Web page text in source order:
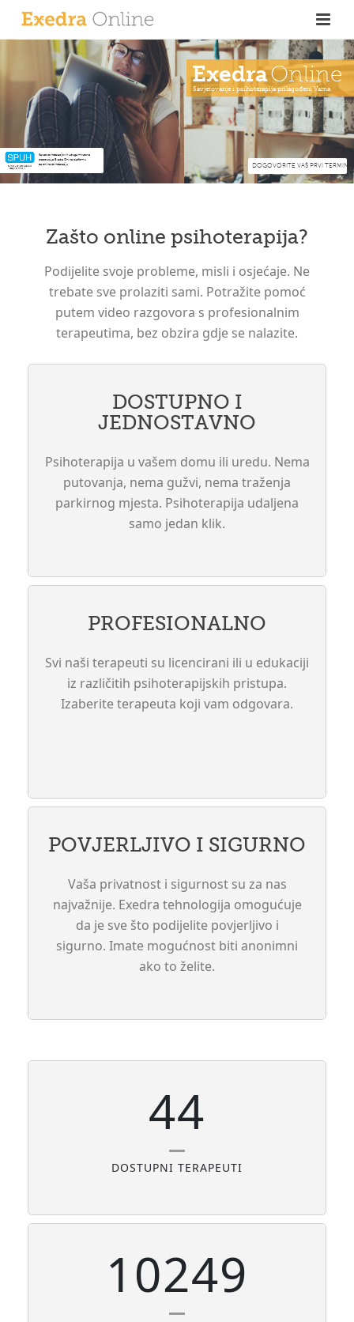
ExedraOnline
Savjetovanje i psihoterapija prilagođeni Vama
DOGOVORITE VAŠ PRVI TERMIN
savjetova
Savez psihoterapijskih udruga Hrvatske
preporučuje Exedra Online platformu
za online psihoterapiju.
Zašto online psihoterapija?
Podijelite svoje probleme, misli i osjećaje. Ne
trebate sve prolaziti sami. Potražite pomoć
putem video razgovora s profesionalnim
terapeutima, bez obzira gdje se nalazite.
DOSTUPNO I
JEDNOSTAVNO
Psihoterapija u vašem domu ili uredu. Nema
putovanja, nema gužvi, nema traženja
parkirnog mjesta. Psihoterapija udaljena
samo jedan klik.
PROFESIONALNO
Svi naši terapeuti su licencirani ili u edukaciji
iz različitih psihoterapijskih pristupa.
Izaberite terapeuta koji vam odgovara.
POVJERLJIVO I SIGURNO
Vaša privatnost i sigurnost su za nas
najvažnije. Exedra tehnologija omogućuje
da je sve što podijelite povjerljivo i
sigurno. Imate mogućnost biti anonimni
ako to želite.
44
DOSTUPNI TERAPEUTI
10249